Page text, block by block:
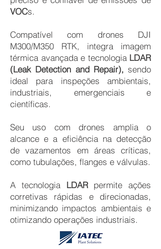
VOCs.
Compatível com drones DJI
M300/M350 RTK, integra imagem
térmica avançada e tecnologia LDAR
(Leak Detection and Repair), sendo
ideal para inspeções ambientais,
industriais, emergenciais e
científicas.
Seu uso com drones amplia o
alcance e a eficiência na detecção
de vazamentos em áreas críticas,
como tubulações, flanges e válvulas.
A tecnologia LDARpermite ações
corretivas rápidas e direcionadas,
minimizando impactos ambientais e
otimizando operações industriais.